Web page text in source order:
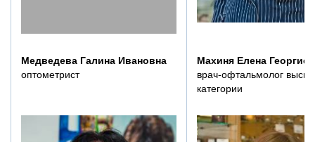
Медведева Галина Ивановна
оптометрист
Махиня Елена
врач-офтальмолог
категории